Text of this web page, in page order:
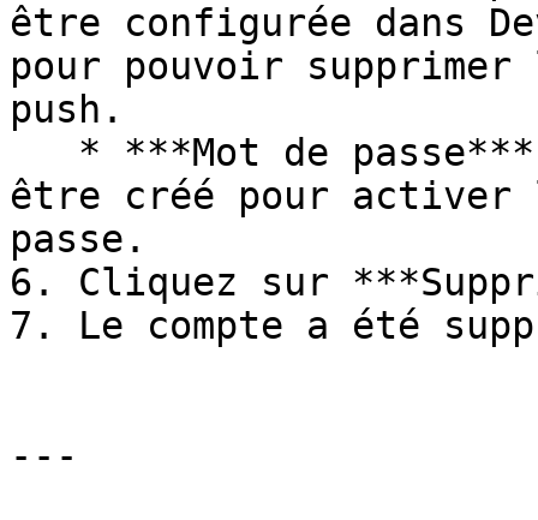
être configurée dans
pour pouvoir
push.
être créé pour activer
passe.
6. Cliquez sur
7. Le compte a été
---